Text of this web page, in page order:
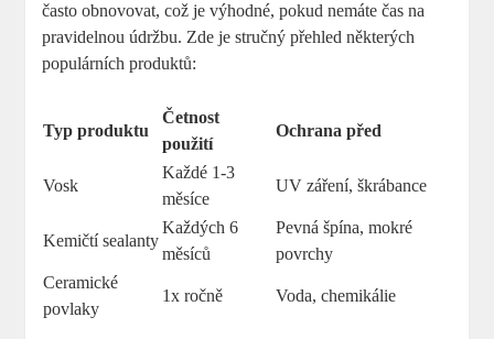
často obnovovat, což je výhodné, pokud nemáte čas na
pravidelnou údržbu. Zde je stručný přehled některých
populárních produktů:
Typ produktu
Četnost
použití
Ochrana před
Vosk
Každé 1-3
měsíce
UV záření, škrábance
Kemičtí sealanty
Každých 6
měsíců
Pevná špína, mokré
povrchy
Ceramické
povlaky
1x ročně Voda, chemikálie